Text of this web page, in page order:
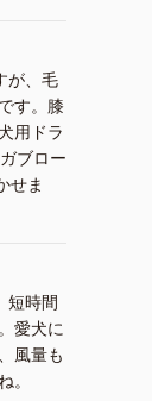
が、毛
す。膝
用ドラ
ブロー
せま
短時間
愛犬に
風量も
。